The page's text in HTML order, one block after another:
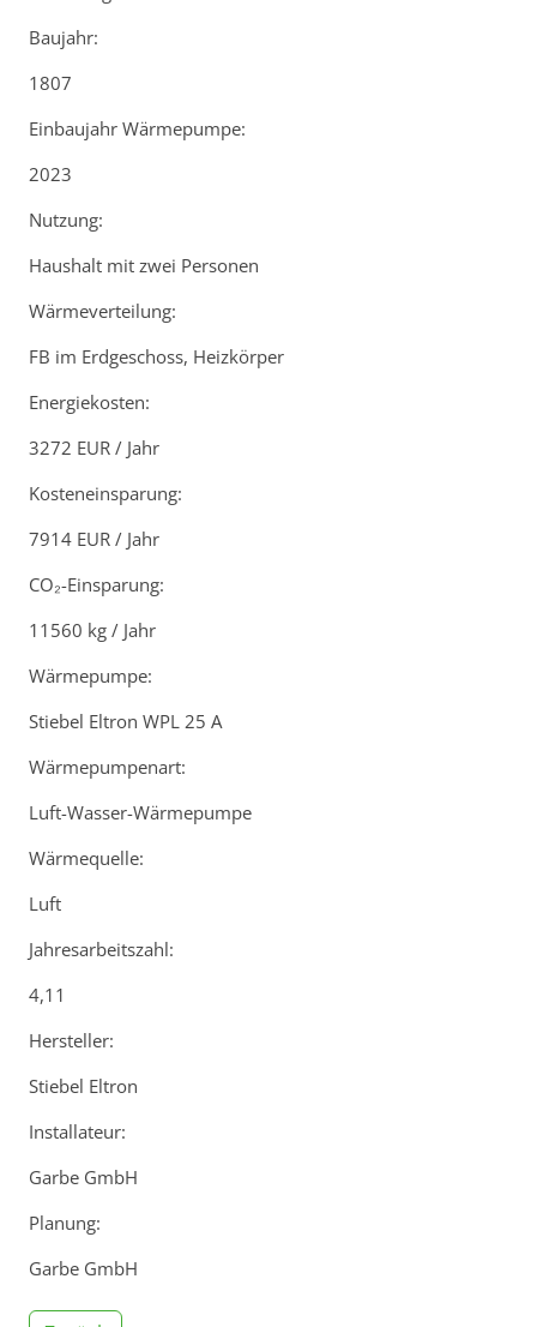
Baujahr:
1807
Einbaujahr Wärmepumpe:
2023
Nutzung:
Haushalt mit zwei Personen
Wärmeverteilung:
FB im Erdgeschoss, Heizkörper
Energiekosten:
3272 EUR / Jahr
Kosteneinsparung:
7914 EUR / Jahr
CO₂-Einsparung:
11560 kg / Jahr
Wärmepumpe:
Stiebel Eltron WPL 25 A
Wärmepumpenart:
Luft-Wasser-Wärmepumpe
Wärmequelle:
Luft
Jahresarbeitszahl:
4,11
Hersteller:
Stiebel Eltron
Installateur:
Garbe GmbH
Planung:
Garbe GmbH